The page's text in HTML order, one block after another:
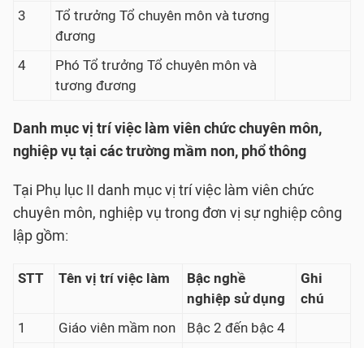
3
Tổ trưởng Tổ chuyên môn và tương
đương
4
Phó Tổ trưởng Tổ chuyên môn và
tương đương
Danh mục vị trí việc làm viên chức chuyên môn,
nghiệp vụ tại các trường mầm non, phổ thông
Tại Phụ lục II danh mục vị trí việc làm viên chức
chuyên môn, nghiệp vụ trong đơn vị sự nghiệp công
lập gồm:
STT Tên vị trí việc làm
Bậc nghề
nghiệp sử dụng
Ghi
chú
1
Giáo viên mầm non
Bậc 2 đến bậc 4